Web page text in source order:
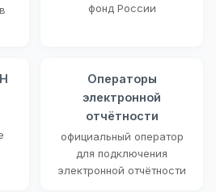
фонд России
Операторы
электронной
отчётности
официальный оператор
для подключения
электронной отчётности